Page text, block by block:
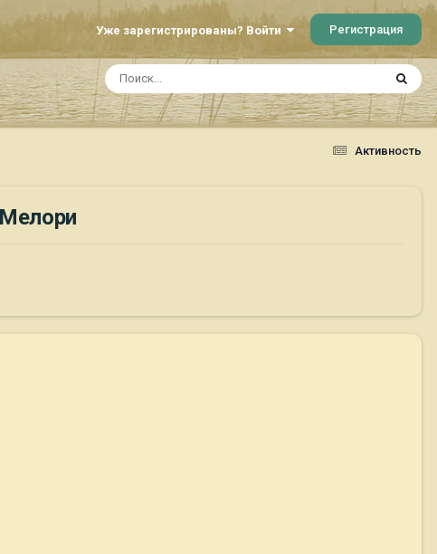
Уже зарегистрированы? Войти Регистрация
Активность